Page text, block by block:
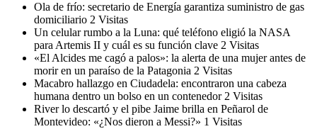
Ola de frío: secretario de Energía garantiza suministro de gas
domiciliario 2 Visitas
Un celular rumbo a la Luna: qué teléfono eligió la NASA
para Artemis II y cuál es su función clave 2 Visitas
«El Alcides me cagó a palos»: la alerta de una mujer antes de
morir en un paraíso de la Patagonia 2 Visitas
Macabro hallazgo en Ciudadela: encontraron una cabeza
humana dentro un bolso en un contenedor 2 Visitas
River lo descartó y el pibe Jaime brilla en Peñarol de
Montevideo: «¿Nos dieron a Messi?» 1 Visitas